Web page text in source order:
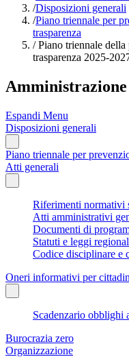
/Disposizioni generali
/Piano triennale per
trasparenza
/Piano triennale della
trasparenza 2025-
Espandi Menu
Disposizioni generali
Piano triennale per
Atti generali
Riferimenti normativi
Atti amministrativi
Documenti di
Statuti e leggi
Codice disciplinare e
Oneri informativi per
Scadenzario obblighi
Burocrazia zero
Organizzazione